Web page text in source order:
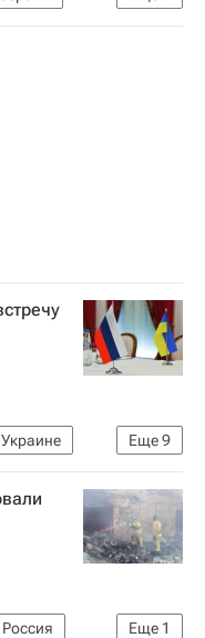
Еще9
Мединский
Еще 1
Россия